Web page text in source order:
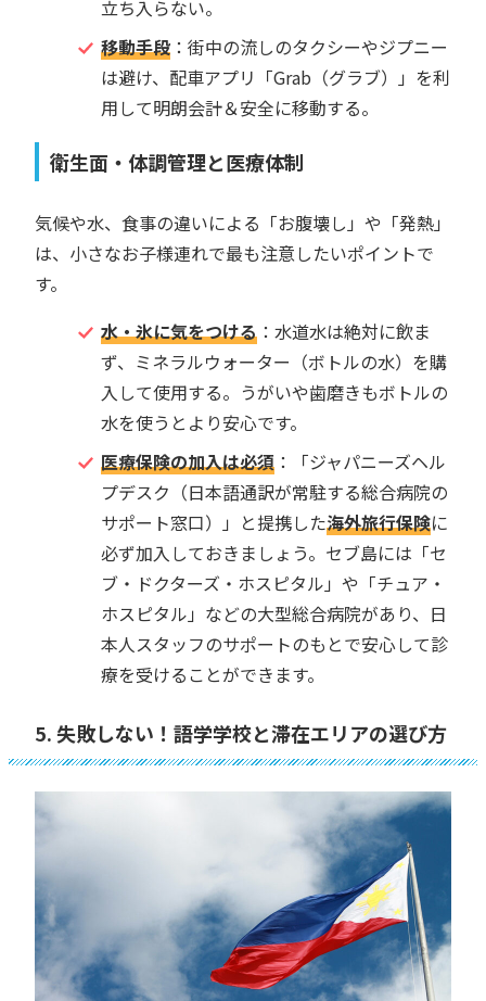
立ち入らない。
移動手段：街中の流しのタクシーやジプニー
は避け、配車アプリ「Grab（グラブ）」を利
用して明朗会計＆安全に移動する。
衛生面・体調管理と医療体制
気候や水、食事の違いによる「お腹壊し」や「発熱」
は、小さなお子様連れで最も注意したいポイントで
す。
水・氷に気をつける：水道水は絶対に飲ま
ず、ミネラルウォーター（ボトルの水）を購
入して使用する。うがいや歯磨きもボトルの
水を使うとより安心です。
医療保険の加入は必須：「ジャパニーズヘル
プデスク（日本語通訳が常駐する総合病院の
サポート窓口）」と提携した海外旅行保険に
必ず加入しておきましょう。セブ島には「セ
ブ・ドクターズ・ホスピタル」や「チュア・
ホスピタル」などの大型総合病院があり、日
本人スタッフのサポートのもとで安心して診
療を受けることができます。
5. 失敗しない！語学学校と滞在エリアの選び方